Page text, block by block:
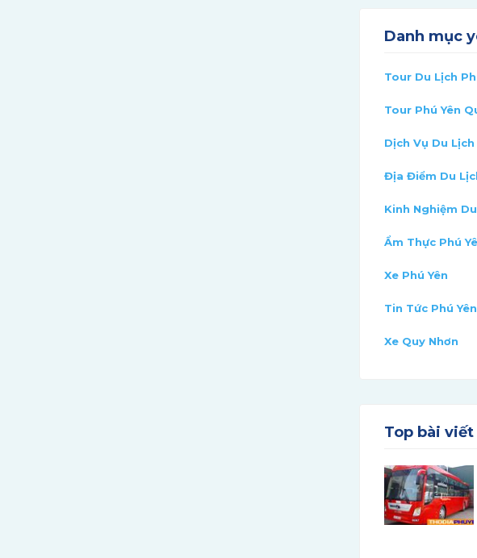
Danh mục
Tour Du Lịch
Tour Phú Yên
Dịch Vụ Du Lịch
Địa Điểm Du
Kinh Nghiệm
Ẩm Thực Phú
Xe Phú Yên
Tin Tức Phú Yên
Xe Quy Nhơn
Top bài